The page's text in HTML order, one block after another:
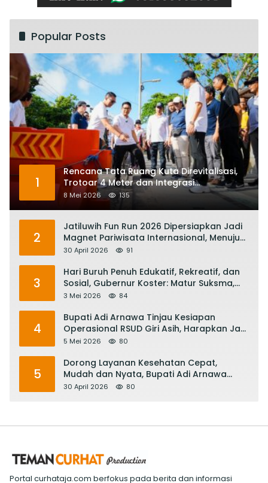
Popular Posts
1
Rencana Tata Ruang Kuta Direvitalisasi,
Trotoar 4 Meter dan Integrasi
Transportasi Listrik
8 Mei 2026 135
2
Jatiluwih Fun Run 2026 Dipersiapkan Jadi
Magnet Pariwisata Internasional, Menuju
Satu Abad Pariwisata Bali
30 April 2026 91
3
Hari Buruh Penuh Edukatif, Rekreatif, dan
Sosial, Gubernur Koster: Matur Suksma,
Keringat Pekerja Mesin Ekonomi Bali
3 Mei 2026 84
4
Bupati Adi Arnawa Tinjau Kesiapan
Operasional RSUD Giri Asih, Harapkan Jadi
RS Rujukan Terbaik
5 Mei 2026 80
5
Dorong Layanan Kesehatan Cepat,
Mudah dan Nyata, Bupati Adi Arnawa
Evaluasi ‘Mantap Nak Badung’
30 April 2026 80
Portal curhataja.com berfokus pada berita dan informasi